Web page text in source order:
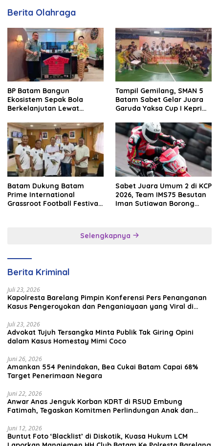
Berita Olahraga
BP Batam Bangun
Ekosistem Sepak Bola
Berkelanjutan Lewat
Tampil Gemilang, SMAN 5
Batam Sabet Gelar Juara
Garuda Yaksa Cup I Kepri
Batam Dukung Batam
Prime International
Grassroot Football Festival
Sabet Juara Umum 2 di KCP
2026, Team IMS75 Besutan
Iman Sutiawan Borong
Selengkapnya
Berita Kriminal
Juli 23, 2026
Kapolresta Barelang Pimpin Konferensi Pers Penanganan
Kasus Pengeroyokan dan Penganiayaan yang Viral di
Juli 23, 2026
Advokat Tujuh Tersangka Minta Publik Tak Giring Opini
dalam Kasus Homestay Mimi Coco
Juni 26, 2026
Amankan 554 Penindakan, Bea Cukai Batam Capai 68%
Target Penerimaan Negara
Juni 22, 2026
Anwar Anas Jenguk Korban KDRT di RSUD Embung
Fatimah, Tegaskan Komitmen Perlindungan Anak dan
Juni 12, 2026
Buntut Foto ‘Blacklist’ di Diskotik, Kuasa Hukum LCM